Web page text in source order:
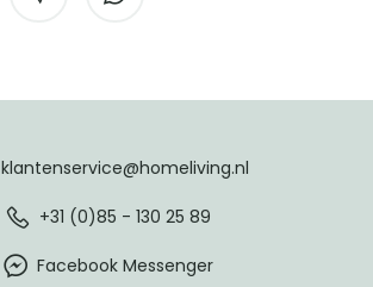
klantenservice@homeliving.nl
+31 (0)85 - 130 25 89
Facebook Messenger